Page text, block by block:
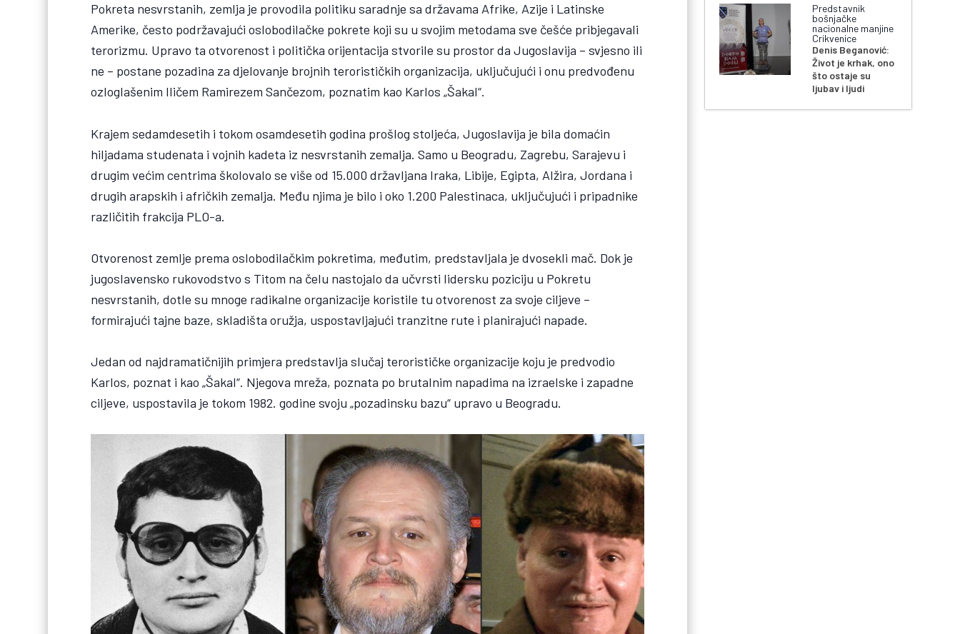
Pokreta nesvrstanih, zemlja je provodila politiku saradnje sa državama Afrike, Azije i Latinske
Amerike, često podržavajući oslobodilačke pokrete koji su u svojim metodama sve češće pribjegavali
terorizmu. Upravo ta otvorenost i politička orijentacija stvorile su prostor da Jugoslavija – svjesno ili
ne – postane pozadina za djelovanje brojnih terorističkih organizacija, uključujući i onu predvođenu
ozloglašenim Iličem Ramirezem Sančezom, poznatim kao Karlos „Šakal“.
Krajem sedamdesetih i tokom osamdesetih godina prošlog stoljeća, Jugoslavija je bila domaćin
hiljadama studenata i vojnih kadeta iz nesvrstanih zemalja. Samo u Beogradu, Zagrebu, Sarajevu i
drugim većim centrima školovalo se više od 15.000 državljana Iraka, Libije, Egipta, Alžira, Jordana i
drugih arapskih i afričkih zemalja. Među njima je bilo i oko 1.200 Palestinaca, uključujući i pripadnike
različitih frakcija PLO-a.
Otvorenost zemlje prema oslobodilačkim pokretima, međutim, predstavljala je dvosekli mač. Dok je
jugoslavensko rukovodstvo s Titom na čelu nastojalo da učvrsti lidersku poziciju u Pokretu
nesvrstanih, dotle su mnoge radikalne organizacije koristile tu otvorenost za svoje ciljeve –
formirajući tajne baze, skladišta oružja, uspostavljajući tranzitne rute i planirajući napade.
Jedan od najdramatičnijih primjera predstavlja slučaj terorističke organizacije koju je predvodio
Karlos, poznat i kao „Šakal“. Njegova mreža, poznata po brutalnim napadima na izraelske i zapadne
ciljeve, uspostavila je tokom 1982. godine svoju „pozadinsku bazu“ upravo u Beogradu.
Predstavnik
bošnjačke
nacionalne manjine
Crikvenice
Denis Beganović:
Život je krhak, ono
što ostaje su
ljubav i ljudi